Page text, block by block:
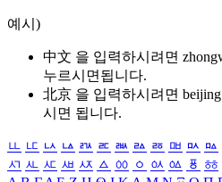
예시)
中文 을 입력하시려면
누르시면됩니다.
北京 을 입력하시려면 beijing
시면 됩니다.
ㅥ ㅦ ㅧ ㅨ ㅩ ㅪ ㅫ ㅬ ㅭ ㅮ ㅯ ㅰ
ㅺ ㅻ ㅼ ㅽ ㅾ ㅿ ㆀ ㆁ ㆂ ㆃ ㆄ ㆅ